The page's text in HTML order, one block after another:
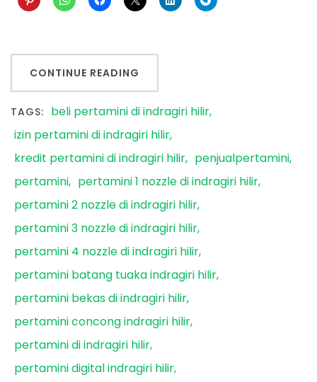
CONTINUE READING
TAGS: beli pertamini di indragiri hilir
izin pertamini di indragiri hilir
kredit pertamini di indragiri hilir
penjualpertamini
pertamini
pertamini 1 nozzle di indragiri hilir
pertamini 2 nozzle di indragiri hilir
pertamini 3 nozzle di indragiri hilir
pertamini 4 nozzle di indragiri hilir
pertamini batang tuaka indragiri hilir
pertamini bekas di indragiri hilir
pertamini concong indragiri hilir
pertamini di indragiri hilir
pertamini digital indragiri hilir